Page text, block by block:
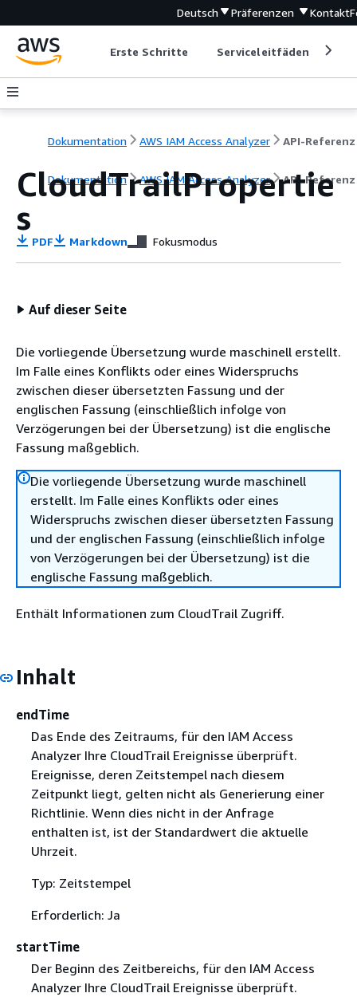
Deutsch Präferenzen Kontakt
Erste Schritte Serviceleitfäden
Dokumentation AWS IAM Access Analyzer API-Referenz
Dokumentation AWS IAM Access Analyzer API-Referenz
CloudTrailPropertie
s
PDF Markdown Fokusmodus
Auf dieser Seite
Die vorliegende Übersetzung wurde maschinell erstellt.
Im Falle eines Konflikts oder eines Widerspruchs
zwischen dieser übersetzten Fassung und der
englischen Fassung (einschließlich infolge von
Verzögerungen bei der Übersetzung) ist die englische
Fassung maßgeblich.
Die vorliegende Übersetzung wurde maschinell
erstellt. Im Falle eines Konflikts oder eines
Widerspruchs zwischen dieser übersetzten Fassung
und der englischen Fassung (einschließlich infolge
von Verzögerungen bei der Übersetzung) ist die
englische Fassung maßgeblich.
Enthält Informationen zum CloudTrail Zugriff.
Inhalt
endTime
Das Ende des Zeitraums, für den IAM Access
Analyzer Ihre CloudTrail Ereignisse überprüft.
Ereignisse, deren Zeitstempel nach diesem
Zeitpunkt liegt, gelten nicht als Generierung einer
Richtlinie. Wenn dies nicht in der Anfrage
enthalten ist, ist der Standardwert die aktuelle
Uhrzeit.
Typ: Zeitstempel
Erforderlich: Ja
startTime
Der Beginn des Zeitbereichs, für den IAM Access
Analyzer Ihre CloudTrail Ereignisse überprüft.